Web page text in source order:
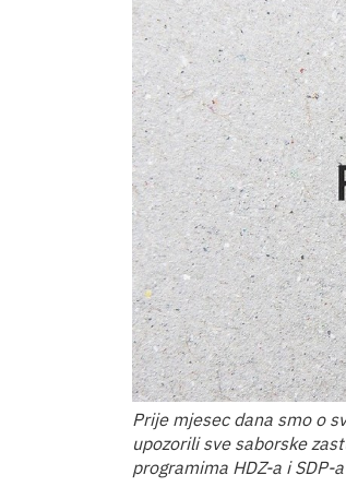
Prije mjesec dana smo o
upozorili sve saborske
programima HDZ-a i